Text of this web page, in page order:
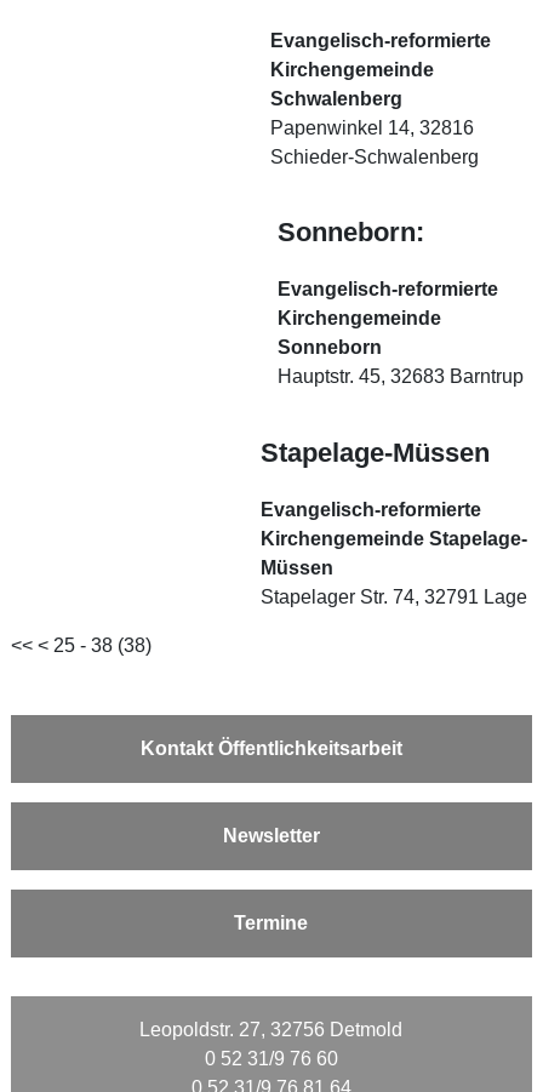
Evangelisch-reformierte
Kirchengemeinde
Schwalenberg
Papenwinkel 14, 32816
Schieder-Schwalenberg
Sonneborn:
Evangelisch-reformierte
Kirchengemeinde
Sonneborn
Hauptstr. 45, 32683 Barntrup
Stapelage-Müssen
Evangelisch-reformierte
Kirchengemeinde Stapelage-
Müssen
Stapelager Str. 74, 32791 Lage
<< <25 - 38 (38)
Kontakt Öffentlichkeitsarbeit
Newsletter
Termine
Leopoldstr. 27, 32756 Detmold
0 52 31/9 76 60
0 52 31/9 76 81 64